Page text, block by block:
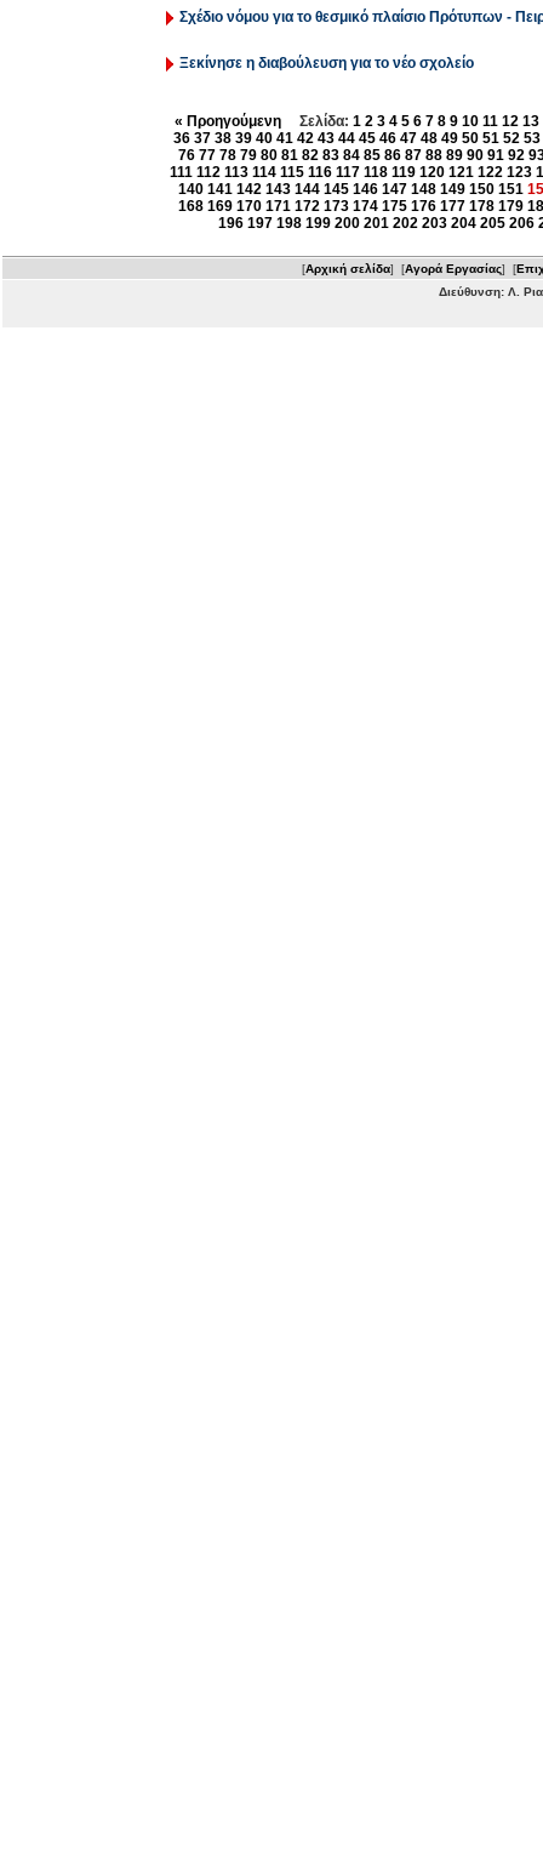
Σχέδιο νόμου για το θεσμικό πλαίσιο Πρότυπων -
Ξεκίνησε η διαβούλευση για το νέο σχολείο
« ΠροηγούμενηΣελίδα: 1 2 3 4 5 6 7 8 9 10 11 12 13
36 37 38 39 40 41 42 43 44 45 46 47 48 49 50 51 52 53
76 77 78 79 80 81 82 83 84 85 86 87 88 89 90 91 92
111 112 113 114 115 116 117 118 119 120 121 122 123
140 141 142 143 144 145 146 147 148 149 150 151
168 169 170 171 172 173 174 175 176 177 178 179
196 197 198 199 200 201 202 203 204 205 206
[Αρχική σελίδα] [Αγορά Εργασίας] [
Διεύθυνση: Λ.